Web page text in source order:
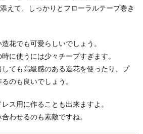
えて、しっかりとフローラルテープ巻き
花でも可愛らしいでしょう。
に使うには少々チープすぎます。
ても高級感のある造花を使ったり、プ
のも良いでしょう。
ス用に作ることも出来ますよ。
わせるのも素敵ですね。